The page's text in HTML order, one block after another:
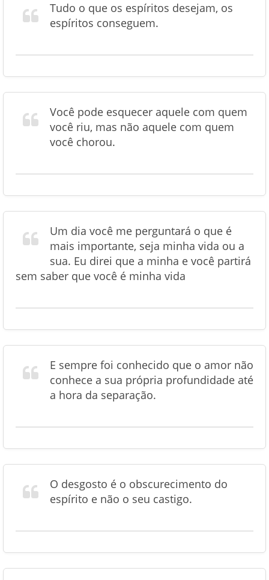
Tudo o que os espíritos desejam, os
espíritos conseguem.
Você pode esquecer aquele com quem
você riu, mas não aquele com quem
você chorou.
Um dia você me perguntará o que é
mais importante, seja minha vida ou a
sua. Eu direi que a minha e você partirá
sem saber que você é minha vida
E sempre foi conhecido que o amor não
conhece a sua própria profundidade até
a hora da separação.
O desgosto é o obscurecimento do
espírito e não o seu castigo.